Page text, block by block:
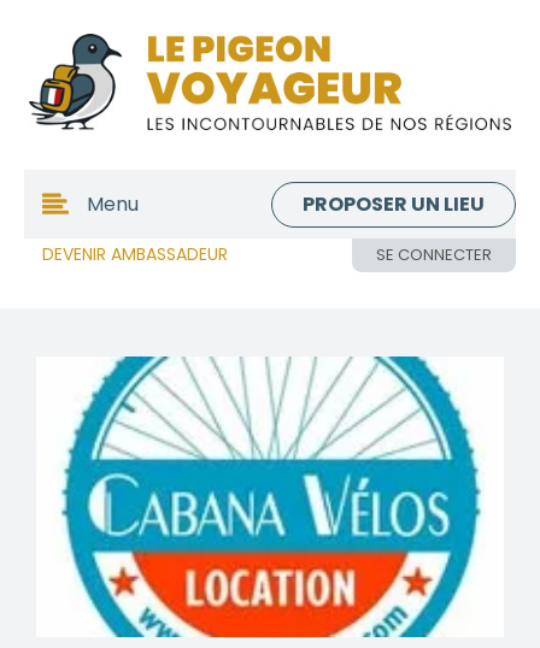
DEVENIR AMBASSADEUR SE CONNECTER
Menu PROPOSER UN LIEU